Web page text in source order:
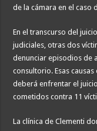
de la cámara en el caso
En el transcurso del
judiciales, otras dos
denunciar episodios de
consultorio. Esas
deberá enfrentar el
cometidos contra 11
La clínica de Clementi